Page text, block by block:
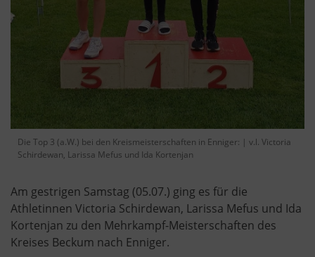
Die Top 3 (a.W.) bei den Kreismeisterschaften in Enniger: | v.l. Victoria
Schirdewan, Larissa Mefus und Ida Kortenjan
Am gestrigen Samstag (05.07.) ging es für die
Athletinnen Victoria Schirdewan, Larissa Mefus und Ida
Kortenjan zu den Mehrkampf-Meisterschaften des
Kreises Beckum nach Enniger.